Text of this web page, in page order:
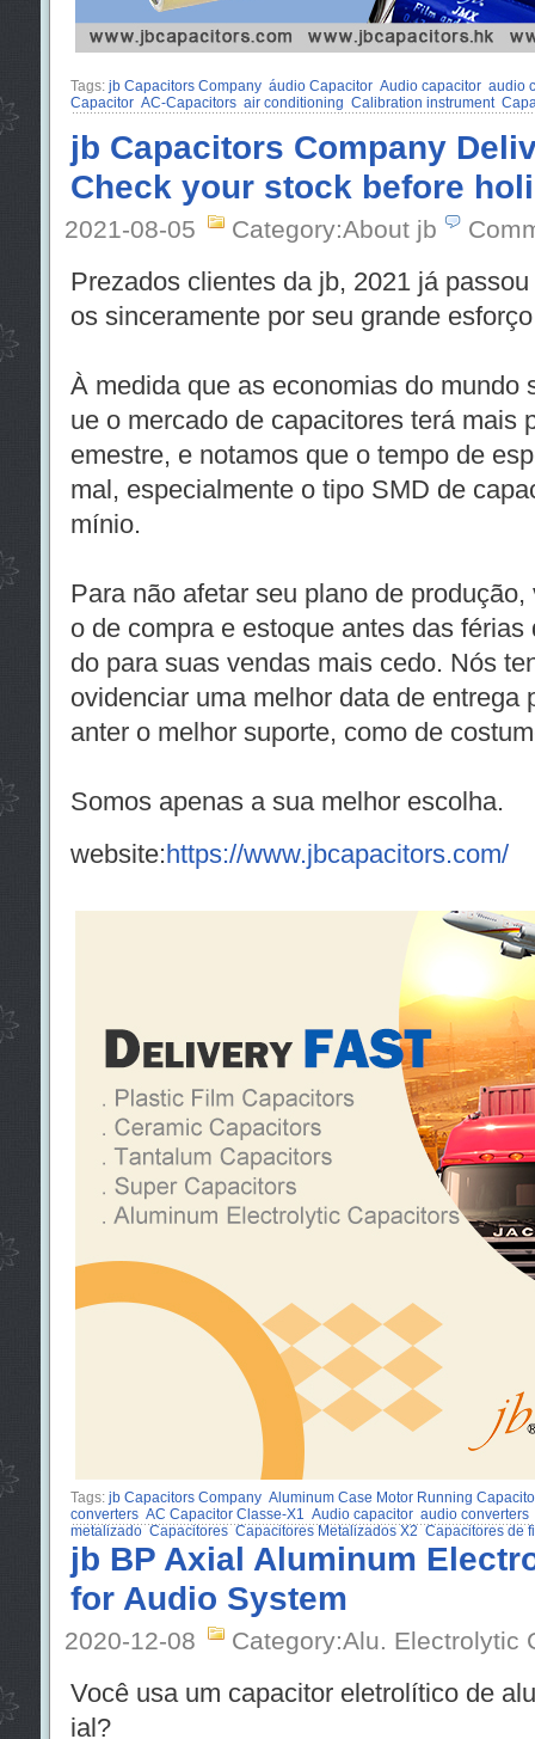
Tags: jb Capacitors Company áudio Capacitor Audio capacitor audio
Capacitor AC-Capacitors air conditioning Calibration instrument
jb Capacitors Company
Check your stock before
2021-08-05 Category:About jb
Prezados clientes da jb, 2021 já
os sinceramente por seu grande
À medida que as economias do mundo
ue o mercado de capacitores terá mais
emestre, e notamos que o tempo de
mal, especialmente o tipo SMD de
mínio.
Para não afetar seu plano de
o de compra e estoque antes das
do para suas vendas mais cedo. Nós
ovidenciar uma melhor data de entrega
anter o melhor suporte, como de
Somos apenas a sua melhor escolha.
website:https://www.jbcapacitors.com/
Tags: jb Capacitors Company Aluminum Case Motor Running
converters AC Capacitor Classe-X1 Audio capacitor audio converters
metalizado Capacitores Capacitores Metalizados X2 Capacitores de
jb BP Axial Aluminum
for Audio System
2020-12-08 Category:Alu. Electrolytic
Você usa um capacitor eletrolítico de
ial?